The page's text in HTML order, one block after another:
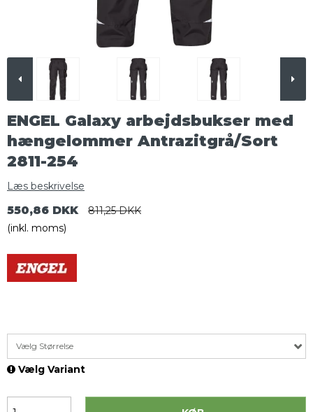
ENGEL Galaxy arbejdsbukser med
hængelommer Antrazitgrå/Sort
2811-254
Læs beskrivelse
550,86 DKK
811,25 DKK
(inkl. moms)
Vælg Størrelse
Vælg Variant